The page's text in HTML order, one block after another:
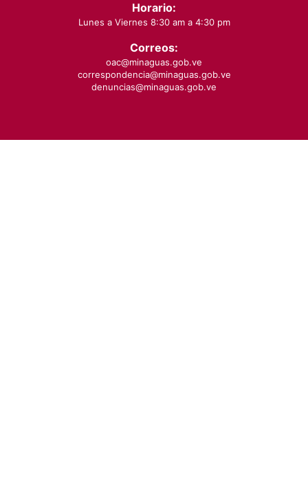
Horario:
Lunes a Viernes 8:30 am a 4:30 pm
Correos:
oac@minaguas.gob.ve
correspondencia@minaguas.gob.ve
denuncias@minaguas.gob.ve